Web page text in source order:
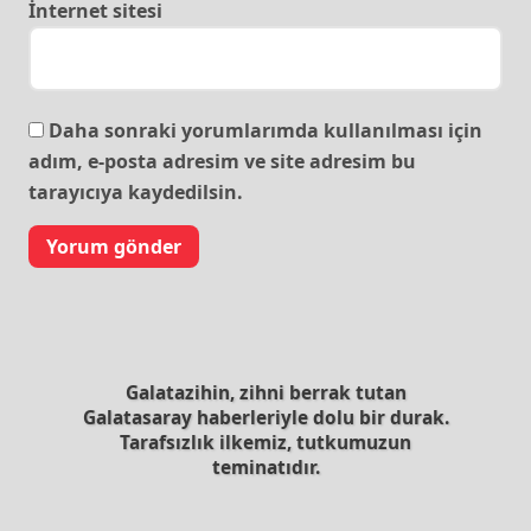
İnternet sitesi
Daha sonraki yorumlarımda kullanılması için
adım, e-posta adresim ve site adresim bu
tarayıcıya kaydedilsin.
Galatazihin, zihni berrak tutan
Galatasaray haberleriyle dolu bir durak.
Tarafsızlık ilkemiz, tutkumuzun
teminatıdır.